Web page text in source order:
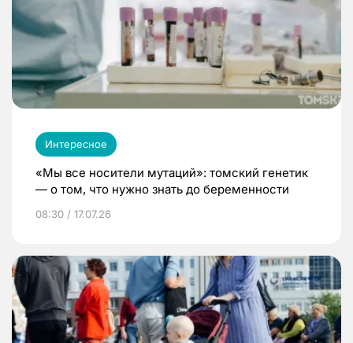
Интересное
«Мы все носители мутаций»: томский генетик
— о том, что нужно знать до беременности
08:30 / 17.07.26